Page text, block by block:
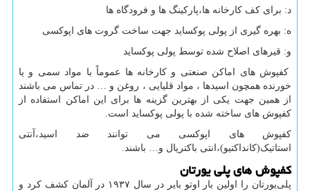
د: برای کف کارخانه ها،پارکینگ ها و فرودگاه ها
ه: بهره گیری از پولی پوکساید جهت ساخت گروت های اپوکسی
و: قیرهای اصلاح شده توسط پولی پوکساید
کفپوش های اماکن صنعتی و کارخانه ها عموماً با مواد سمی و یا
خورنده همچون اسیدها ، مواد قلیایی ، روغن و … در تماس می باشند
از همین جهت یکی از بهترین گزینه ها برای این اماکن استفاده از
کفپوش های ساخته شده با پولی پوکساید است.
کفپوش های اپوکسی می توانند ضد اسید،آنتی
استاتیک(کانداکتیو)،انتی باکتریال و… باشند.
کفپوش های پلی یورتان
پلی‌یورتان را اولین بار اوتو بایر در سال ۱۹۳۷ در آلمان کشف کرد و